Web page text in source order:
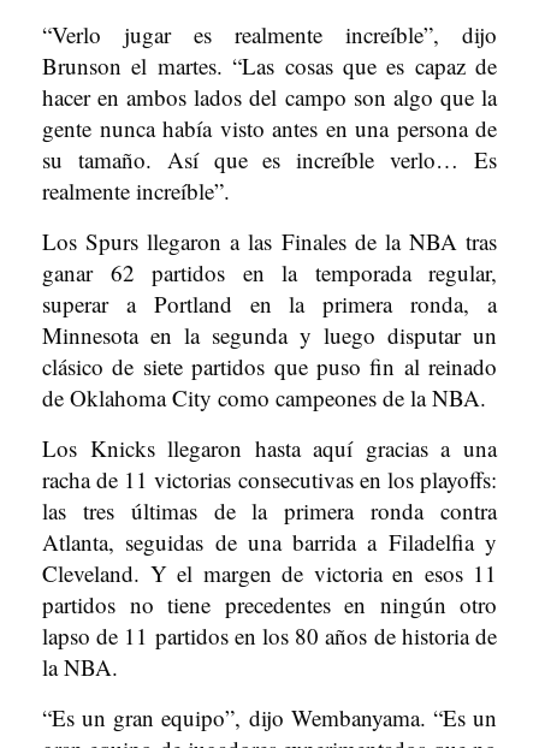
“Verlo jugar es realmente increíble”, dijo
Brunson el martes. “Las cosas que es capaz de
hacer en ambos lados del campo son algo que la
gente nunca había visto antes en una persona de
su tamaño. Así que es increíble verlo… Es
realmente increíble”.
Los Spurs llegaron a las Finales de la NBA tras
ganar 62 partidos en la temporada regular,
superar a Portland en la primera ronda, a
Minnesota en la segunda y luego disputar un
clásico de siete partidos que puso fin al reinado
de Oklahoma City como campeones de la NBA.
Los Knicks llegaron hasta aquí gracias a una
racha de 11 victorias consecutivas en los playoffs:
las tres últimas de la primera ronda contra
Atlanta, seguidas de una barrida a Filadelfia y
Cleveland. Y el margen de victoria en esos 11
partidos no tiene precedentes en ningún otro
lapso de 11 partidos en los 80 años de historia de
la NBA.
“Es un gran equipo”, dijo Wembanyama. “Es un